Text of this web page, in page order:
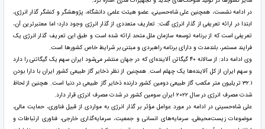
در ادامه نشست، همچنین علی شاه‌حسینی، عضو هیئت علمی دانشگاه، پژوهشگر و کنشگر گذار انرژی،
ابتدا در ارائه تعریفی از گذار انرژی گفت: تعاریف متعددی از گذار انرژی وجود دارد؛ اما معتبرترین آن،
تعریفی است که از برنامه توسعه سازمان ملل متحد ارائه شده است و طبق این تعریف گذار انرژی یک
فرایند مستمر، بلندمدت و دارای برنامه راهبردی و مبتنی بر شرایط خاص کشور‌ها است.
وی ادامه داد: از سالانه ۴۰ گیگاتن آلاینده‌ای که در جهان منتشر می‌شود ایران سهم یک گیگاتنی را دارد
و سهم ایران از کل آلاینده‌ها یک چهلم است. همچنین از نظر ذخایر گاز طبیعی کشور ایران با دارا بودن
۳۲.۱ تریلیون متر مکعب گاز طبیعی دومین کشور دارنده ذخایر گاز طبیعی در دنیا است. هچنین از لحاظ
شدت مصرف انرژی در سال ۲۰۲۲ ایران سومین کشور در شدت مصرف انرژی قرار دارد.
علی شاه‌حسینی در ادامه در مورد عوامل مؤثر بر گذار انرژی به مواردی از قبیل فناوری، حمایت مالی،
موضوعات زیست‌محیطی، سرمایه‌های انسانی و جمعیت، سرمایه‌گذاری خارجی، فناوری ارتباطات و